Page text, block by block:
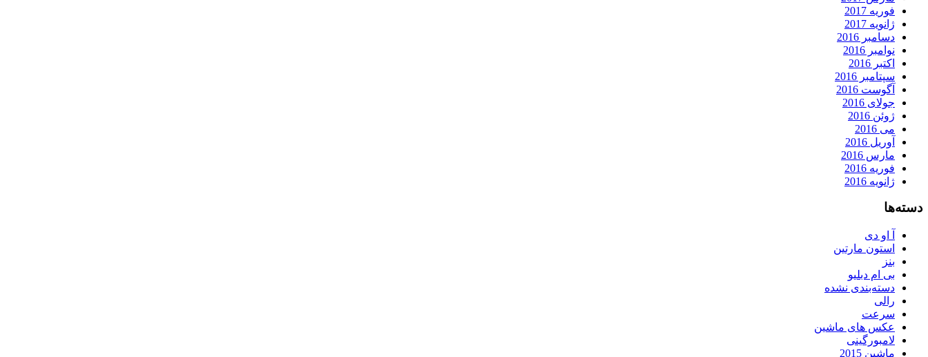
فوریه 2017
ژانویه 2017
دسامبر 2016
نوامبر 2016
اکتبر 2016
سپتامبر 2016
آگوست 2016
جولای 2016
ژوئن 2016
می 2016
آوریل 2016
مارس 2016
فوریه 2016
ژانویه 2016
دسته‌ها
آ او دی
استون مارتین
بنز
بی ام دبلیو
دسته‌بندی نشده
رالی
سرعت
عکس های ماشین
لامبورگینی
ماشین 2015